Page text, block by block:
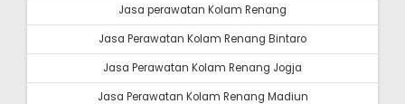
Jasa perawatan Kolam Renang
Jasa Perawatan Kolam Renang Bintaro
Jasa Perawatan Kolam Renang Jogja
Jasa Perawatan Kolam Renang Madiun